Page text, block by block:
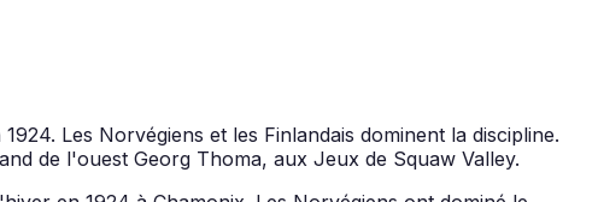
Les Norvégiens et les Finlandais dominent la discipline.
de l'ouest Georg Thoma, aux Jeux de Squaw Valley.